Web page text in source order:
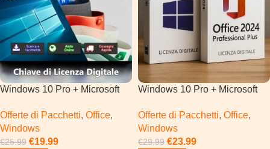
Windows 10 Pro + Microsoft
Offerte di Pacchetti, Office,
Windows
€25.99 €19.99
Windows 10 Pro + Microsoft
Offerte di Pacchetti, Office,
Windows
€29.99 €23.99